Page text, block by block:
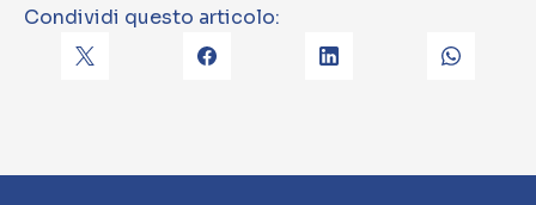
Condividi questo articolo: